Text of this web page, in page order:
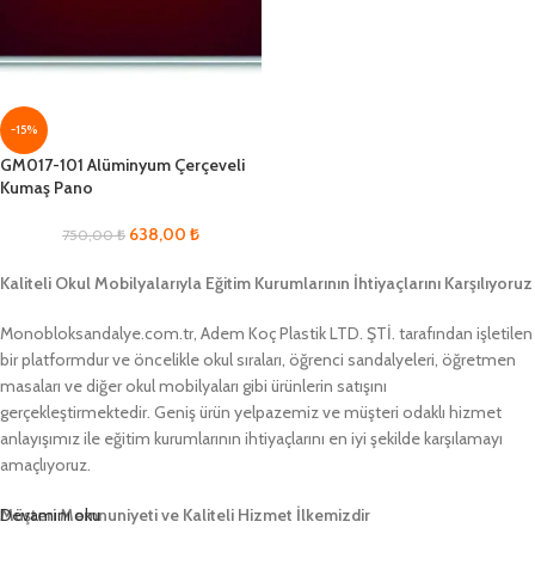
-15%
GM017-101 Alüminyum Çerçeveli
Kumaş Pano
750,00₺ 638,00 ₺
Kaliteli Okul Mobilyalarıyla Eğitim Kurumlarının İhtiyaçlarını Karşılıyoruz
Monobloksandalye.com.tr, Adem Koç Plastik LTD. ŞTİ. tarafından işletilen
bir platformdur ve öncelikle okul sıraları, öğrenci sandalyeleri, öğretmen
masaları ve diğer okul mobilyaları gibi ürünlerin satışını
gerçekleştirmektedir. Geniş ürün yelpazemiz ve müşteri odaklı hizmet
anlayışımız ile eğitim kurumlarının ihtiyaçlarını en iyi şekilde karşılamayı
amaçlıyoruz.
Müşteri Memnuniyeti ve Kaliteli Hizmet İlkemizdir
Devamını oku